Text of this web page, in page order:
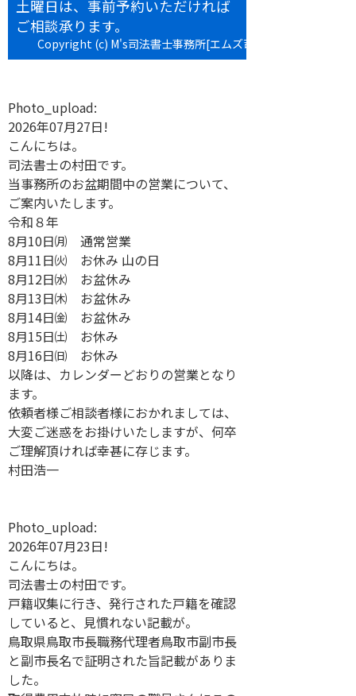
土曜日は、事前予約いただければ
ご相談承ります。
Copyright (c) M's司法書士事務所[エムズ司法書士事務所] All
Photo_upload:
2026年07月27日!
こんにちは。
司法書士の村田です。
当事務所のお盆期間中の営業について、
ご案内いたします。
令和８年
8月10日㈪ 通常営業
8月11日㈫ お休み 山の日
8月12日㈬ お盆休み
8月13日㈭ お盆休み
8月14日㈮ お盆休み
8月15日㈯ お休み
8月16日㈰ お休み
以降は、カレンダーどおりの営業となり
ます。
依頼者様ご相談者様におかれましては、
大変ご迷惑をお掛けいたしますが、何卒
ご理解頂ければ幸甚に存じます。
村田浩一
Photo_upload:
2026年07月23日!
こんにちは。
司法書士の村田です。
戸籍収集に行き、発行された戸籍を確認
していると、見慣れない記載が。
鳥取県鳥取市長職務代理者鳥取市副市長
と副市長名で証明された旨記載がありま
した。